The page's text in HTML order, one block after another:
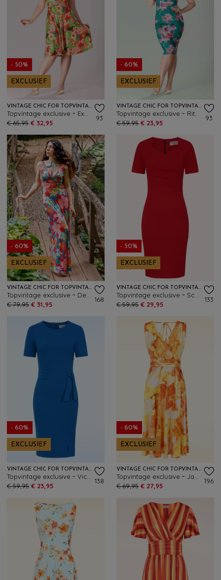
- 50%
EXCLUSIEF
VINTAGE CHIC FOR TOPVINTAGE
€ 65,95 € 32,95
93
- 60%
EXCLUSIEF
VINTAGE CHIC FOR TOPVINTAGE
€ 59,95 € 23,95
93
- 60%
EXCLUSIEF
VINTAGE CHIC FOR TOPVINTAGE
€ 79,95 € 31,95
168
- 50%
EXCLUSIEF
VINTAGE CHIC FOR TOPVINTAGE
€ 59,95 € 29,95
133
- 60%
EXCLUSIEF
VINTAGE CHIC FOR TOPVINTAGE
€ 59,95 € 23,95
138
- 60%
EXCLUSIEF
VINTAGE CHIC FOR TOPVINTAGE
€ 69,95 € 27,95
196